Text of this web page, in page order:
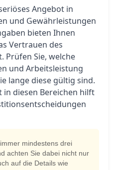
Angebot in
und Gewährleistungen
bieten Ihnen
Vertrauen des
Prüfen Sie, welche
und Arbeitsleistung
lange diese gültig sind.
in diesen Bereichen hilft
mindestens drei
achten Sie dabei nicht nur
auf die Details wie